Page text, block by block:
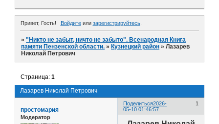
Привет, Гость! Войдитеили зарегистрируйтесь.
»"Никто не забыт, ничто не забыто". Всенародная Книга
памяти Пензенской области. » Кузнецкий район »Лазарев
Николай Петрович
Лазарев Николай Петрович
Страница:1
Поделиться 1
2026-
05-10 01:46:57
простомария
Модератор